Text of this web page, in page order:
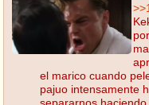
el marico cuando
pajuo intensamente